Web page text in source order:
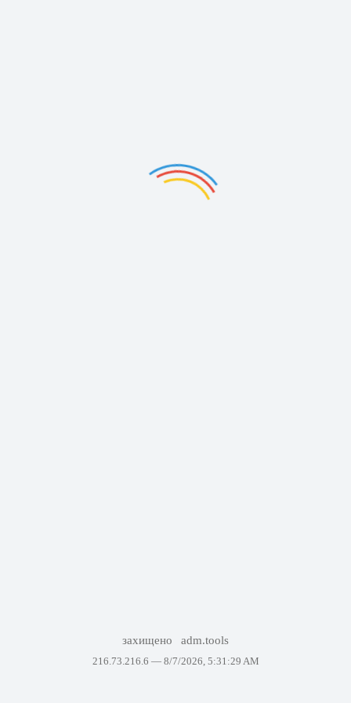
захищено adm.tools
216.73.216.6 — 8/7/2026, 5:31:29 AM